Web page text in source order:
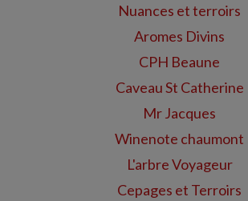
Nuances et terroirs
Aromes Divins
CPH Beaune
Caveau St Catherine
Mr Jacques
Winenote chaumont
L'arbre Voyageur
Cepages et Terroirs